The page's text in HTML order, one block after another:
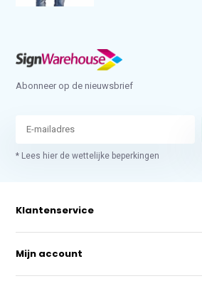
Abonneer op de nieuwsbrief
* Lees hier de wettelijke beperkingen
Klantenservice
Mijn account